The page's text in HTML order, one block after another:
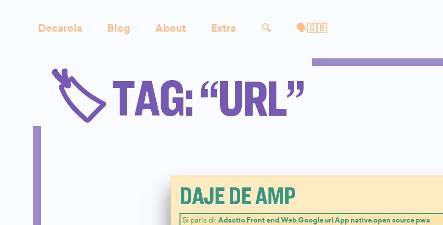
Decarola Blog About Extra 🔍 🗣🇬🇧
🏷️ TAG: “URL”
DAJE DE AMP
Si parla di:Adactio, Front end,Web,Google,url,App native,open source,pwa